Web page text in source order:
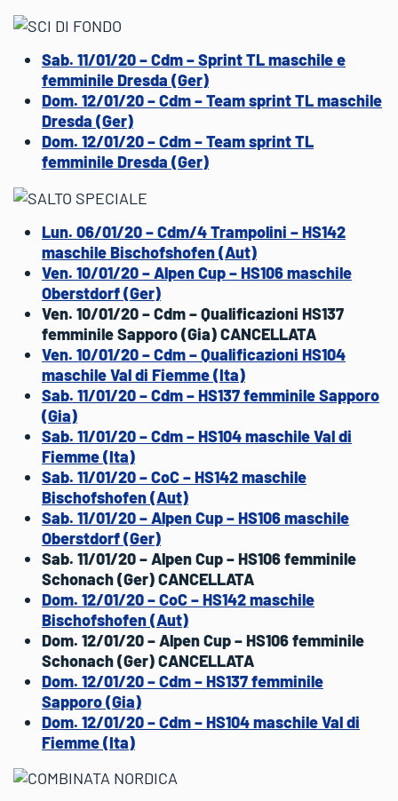
Sab. 11/01/20 – Cdm – Sprint TL maschile e
femminile Dresda (Ger)
Dom. 12/01/20 – Cdm – Team sprint TL maschile
Dresda (Ger)
Dom. 12/01/20 – Cdm – Team sprint TL
femminile Dresda (Ger)
Lun. 06/01/20 – Cdm/4 Trampolini – HS142
maschile Bischofshofen (Aut)
Ven. 10/01/20 – Alpen Cup – HS106 maschile
Oberstdorf (Ger)
Ven. 10/01/20 – Cdm – Qualificazioni HS137
femminile Sapporo (Gia) CANCELLATA
Ven. 10/01/20 – Cdm – Qualificazioni HS104
maschile Val di Fiemme (Ita)
Sab. 11/01/20 – Cdm – HS137 femminile Sapporo
(Gia)
Sab. 11/01/20 – Cdm – HS104 maschile Val di
Fiemme (Ita)
Sab. 11/01/20 – CoC – HS142 maschile
Bischofshofen (Aut)
Sab. 11/01/20 – Alpen Cup – HS106 maschile
Oberstdorf (Ger)
Sab. 11/01/20 – Alpen Cup – HS106 femminile
Schonach (Ger) CANCELLATA
Dom. 12/01/20 – CoC – HS142 maschile
Bischofshofen (Aut)
Dom. 12/01/20 – Alpen Cup – HS106 femminile
Schonach (Ger) CANCELLATA
Dom. 12/01/20 – Cdm – HS137 femminile
Sapporo (Gia)
Dom. 12/01/20 – Cdm – HS104 maschile Val di
Fiemme (Ita)